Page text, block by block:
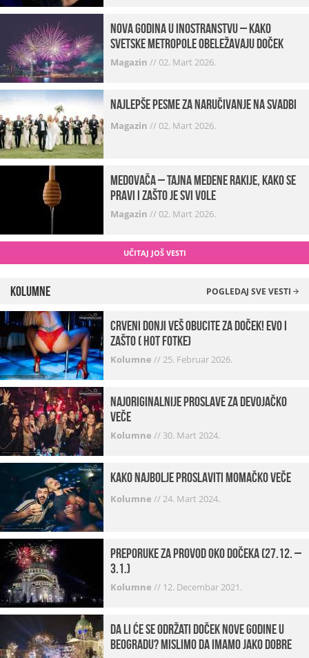
Nova godina u inostranstvu – kako
svetske metropole obeležavaju doček
Magazin //02. Mart 2026.
Najlepše pesme za naručivanje na svadbi
Magazin //02. Mart 2026.
Medovača – tajna medene rakije, kako se
pravi i zašto je svi vole
Magazin //02. Mart 2026.
UČITAJ JOŠ VESTI
Kolumne POGLEDAJ SVE VESTI
Crveni donji veš obucite za doček! Evo i
zašto ( hot fotke)
Kolumne //25. Februar 2026.
Najoriginalnije proslave za devojačko
veče
Kolumne // 30. Mart 2024.
Kako najbolje proslaviti momačko veče
Kolumne //24. Mart 2024.
Preporuke za provod oko dočeka (27.12. –
3.1.)
Kolumne // 12. Decembar 2021.
Da li će se održati doček Nove godine u
Beogradu? Mislimo da imamo jako DOBRE